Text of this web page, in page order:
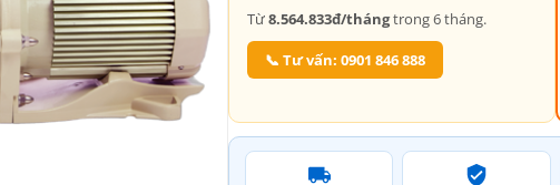
Từ8.564.833đ/thángtrong 6 tháng.
📞 Tư vấn: 0901 846 888